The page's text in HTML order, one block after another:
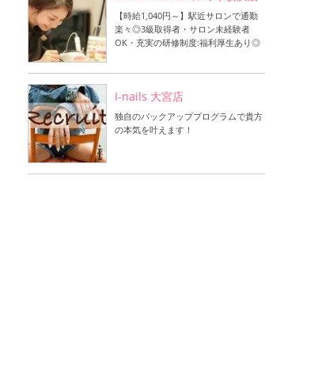
【時給1,040円～】駅近サロンで通勤
楽々◎3級取得者・サロン未経験者
OK・充実の研修制度:福利厚生あり◎
I-nails 大宮店
独自のバックアッププログラムで貴方
の本気を叶えます！